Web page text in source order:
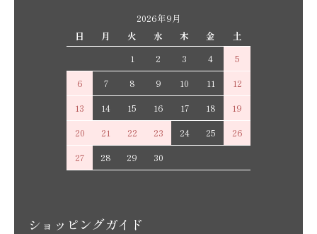
2026年9月
日
月 火 水 木 金
土
1
2 3 4
5
6
7 8 9 10 11
12
13
14 15 16 17 18
19
20
21 22 23 24 25
26
27
28 29 30
ショッピングガイド